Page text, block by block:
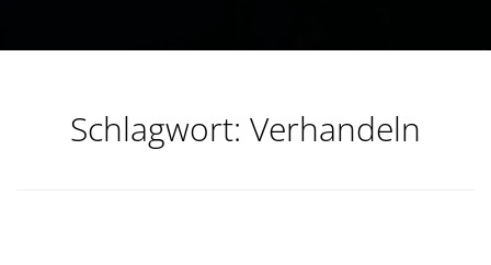
Schlagwort: Verhandeln